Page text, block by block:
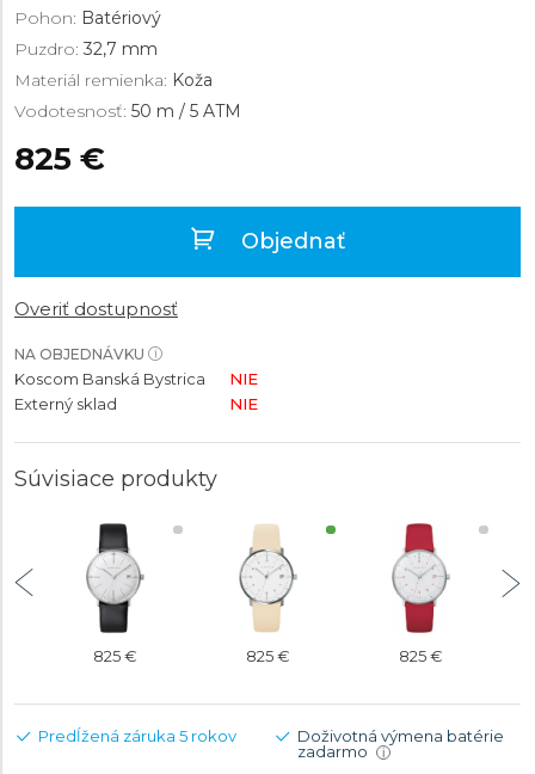
Pohon: Batériový
Puzdro: 32,7 mm
Materiál remienka: Koža
Vodotesnosť: 50 m / 5 ATM
825 €
Objednať
Overiť dostupnosť
NA OBJEDNÁVKU
Koscom Banská Bystrica
NIE
Externý sklad
NIE
Súvisiace produkty
825 € 825 € 825 €
Predĺžená záruka 5 rokov
Doživotná výmena batérie
zadarmo
i